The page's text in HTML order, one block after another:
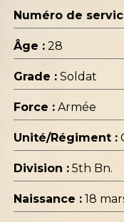
Numéro de
Âge : 28
Grade : Soldat
Force : Armée
Unité/Régiment :
Division : 5th Bn.
Naissance : 18